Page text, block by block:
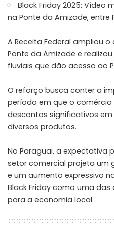
Black Friday 2025: Vídeo
na Ponte da Amizade, entre
A Receita Federal ampliou
Ponte da Amizade e
fluviais que dão acesso ao
O reforço busca conter a
período em que o
descontos significativos
diversos produtos.
No Paraguai, a expectativa
setor comercial projeta um
e um aumento expressivo
Black Friday como uma
para a economia local.